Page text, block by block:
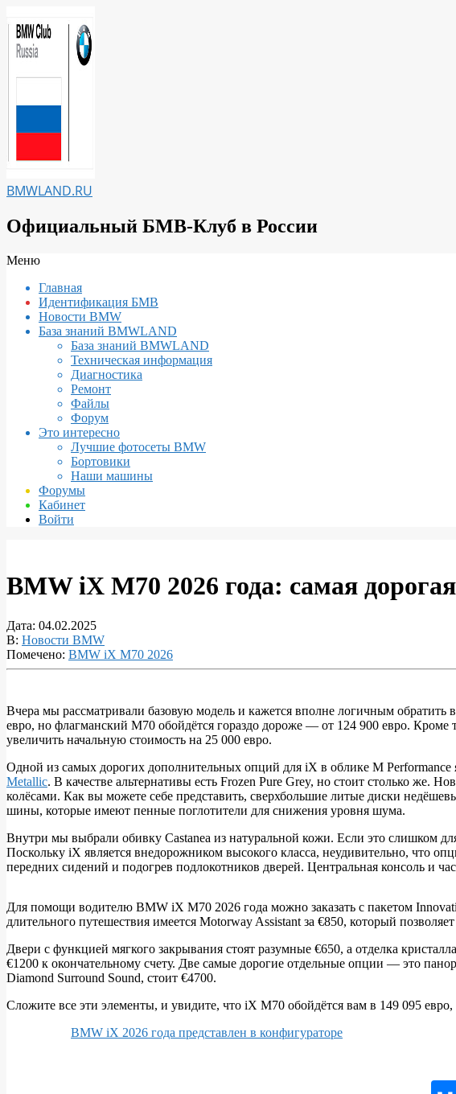
к
содержимому
BMWLAND.RU
Официальный БМВ-Клуб в России
Вторичное
навигации
Меню
Главная
Идентификация БМВ
Новости BMW
База знаний BMWLAND
База знаний BMWLAND
Техническая информация
Диагностика
Ремонт
Файлы
Форум
Это интересно
Лучшие фотосеты BMW
Бортовики
Наши машины
Форумы
Кабинет
Войти
BMW iX M70 2026 года: самая
Дата: 04.02.2025
В: Новости BMW
Помечено: BMW iX M70 2026
BMW
iX
M70
2026
года:
самая
дорогая
Вчера мы рассматривали базовую модель и кажется вполне логичным
евро, но флагманский M70 обойдётся гораздо дороже — от 124 900 евро.
увеличить начальную стоимость на 25 000 евро.
Одной из самых дорогих дополнительных опций для iX в облике M
Metallic. В качестве альтернативы есть Frozen Pure Grey, но стоит столько
колёсами. Как вы можете себе представить, сверхбольшие литые диски
шины, которые имеют пенные поглотители для снижения уровня шума.
Внутри мы выбрали обивку Castanea из натуральной кожи. Если это слишком
Поскольку iX является внедорожником высокого класса, неудивительно, что
передних сидений и подогрев подлокотников дверей. Центральная консоль и
Для помощи водителю BMW iX M70 2026 года можно заказать с пакетом
длительного путешествия имеется Motorway Assistant за €850, который
Двери с функцией мягкого закрывания стоят разумные €650, а отделка
€1200 к окончательному счету. Две самые дорогие отдельные опции — это
Diamond Surround Sound, стоит €4700.
Сложите все эти элементы, и увидите, что iX M70 обойдётся вам в 149 095
BMW iX 2026 года представлен ​​в конфигураторе